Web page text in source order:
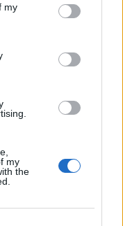
my
my
the
The Osiris Child